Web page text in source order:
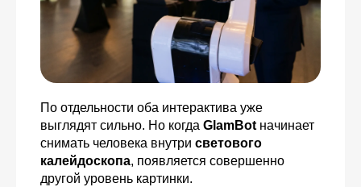
По отдельности оба интерактива уже
выглядят сильно. Но когда GlamBotначинает
снимать человека внутри светового
калейдоскопа, появляется совершенно
другой уровень картинки.